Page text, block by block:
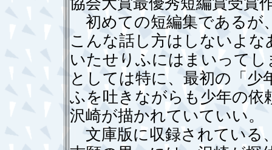
協会大賞最優秀短編賞受賞
初めての短編集であるが
こんな話し方はしないよ
いたせりふにはまいって
としては特に、最初の「少
ふを吐きながらも少年の
沢崎が描かれていていい。
文庫版に収録されている